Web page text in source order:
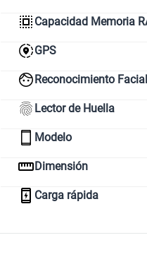
Capacidad Memoria
GPS
Reconocimiento Facial
Lector de Huella
Modelo
Dimensión
Carga rápida